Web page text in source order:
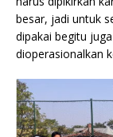
besar, jadi untuk
dipakai begitu
dioperasionalkan